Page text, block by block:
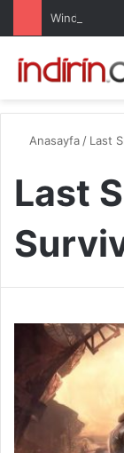
Windows 10
Anasayfa / Last
Last